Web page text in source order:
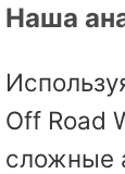
Наша
Off Road
сложные